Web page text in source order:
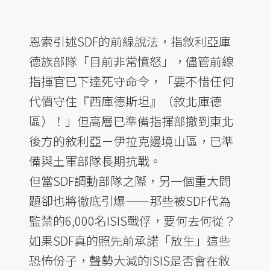
恩索引述SDF的前線說法，指敘利亞庫
德族部隊「目前非常憤怒」，儘管前線
指揮官已下達死守命令，「要不惜任何
代價守住『西庫德斯坦』（敘北庫德
區）！」但高層已準備指揮部撤到東北
後方的敘利亞－伊拉克邊境山區，已準
備與土軍部隊長期抗戰。
但當SDF調動部隊之際，另一個重大問
題卻也將徹底引爆——那些被SDF代為
監禁的6,000名ISIS戰俘，要何去何從？
如果SDF真的照先前承諾「放生」這些
恐怖份子，聲勢大減的ISIS是否會在敘